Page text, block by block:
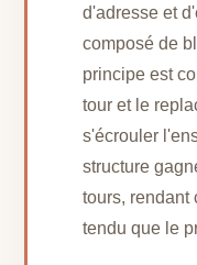
d'adresse et
composé de
principe est
tour et le
s'écrouler
structure
tours, rendant
tendu que le